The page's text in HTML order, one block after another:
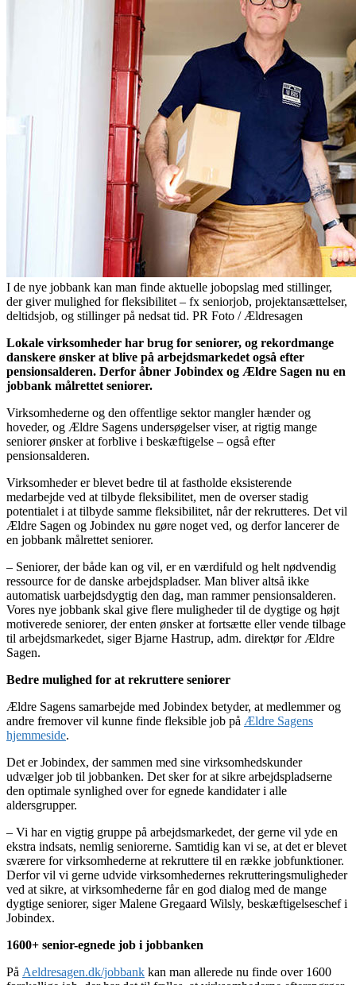
I de nye jobbank kan man finde aktuelle jobopslag med stillinger,
der giver mulighed for fleksibilitet – fx seniorjob, projektansættelser,
deltidsjob, og stillinger på nedsat tid. PR Foto / Ældresagen
Lokale virksomheder har brug for seniorer, og rekordmange
danskere ønsker at blive på arbejdsmarkedet også efter
pensionsalderen. Derfor åbner Jobindex og Ældre Sagen nu en
jobbank målrettet seniorer.
Virksomhederne og den offentlige sektor mangler hænder og
hoveder, og Ældre Sagens undersøgelser viser, at rigtig mange
seniorer ønsker at forblive i beskæftigelse – også efter
pensionsalderen.
Virksomheder er blevet bedre til at fastholde eksisterende
medarbejde ved at tilbyde fleksibilitet, men de overser stadig
potentialet i at tilbyde samme fleksibilitet, når der rekrutteres. Det vil
Ældre Sagen og Jobindex nu gøre noget ved, og derfor lancerer de
en jobbank målrettet seniorer.
– Seniorer, der både kan og vil, er en værdifuld og helt nødvendig
ressource for de danske arbejdspladser. Man bliver altså ikke
automatisk uarbejdsdygtig den dag, man rammer pensionsalderen.
Vores nye jobbank skal give flere muligheder til de dygtige og højt
motiverede seniorer, der enten ønsker at fortsætte eller vende tilbage
til arbejdsmarkedet, siger Bjarne Hastrup, adm. direktør for Ældre
Sagen.
Bedre mulighed for at rekruttere seniorer
Ældre Sagens samarbejde med Jobindex betyder, at medlemmer og
andre fremover vil kunne finde fleksible job på Ældre Sagens
hjemmeside.
Det er Jobindex, der sammen med sine virksomhedskunder
udvælger job til jobbanken. Det sker for at sikre arbejdspladserne
den optimale synlighed over for egnede kandidater i alle
aldersgrupper.
– Vi har en vigtig gruppe på arbejdsmarkedet, der gerne vil yde en
ekstra indsats, nemlig seniorerne. Samtidig kan vi se, at det er blevet
sværere for virksomhederne at rekruttere til en række jobfunktioner.
Derfor vil vi gerne udvide virksomhedernes rekrutteringsmuligheder
ved at sikre, at virksomhederne får en god dialog med de mange
dygtige seniorer, siger Malene Gregaard Wilsly, beskæftigelseschef i
Jobindex.
1600+ senior-egnede job i jobbanken
På Aeldresagen.dk/jobbank kan man allerede nu finde over 1600